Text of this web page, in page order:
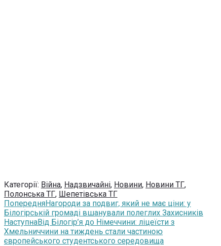
Категорії: Війна, Надзвичайні, Новини, Новини ТГ,
Полонська ТГ, Шепетівська ТГ
ПопередняНагороди за подвиг, який не має ціни: у
Білогірській громаді вшанували полеглих Захисників
НаступнаВід Білогір’я до Німеччини: ліцеїсти з
Хмельниччини на тиждень стали частиною
європейського студентського середовища